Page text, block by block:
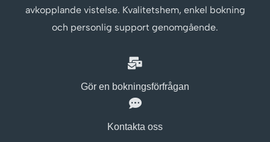
avkopplande vistelse. Kvalitetshem, enkel bokning
och personlig support genomgående.
Gör en bokningsförfrågan
Kontakta oss